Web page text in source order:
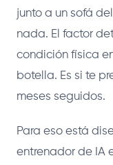
junto a un sofá
nada. El factor
condición física
botella. Es si te
meses seguidos.
Para eso está
entrenador de IA